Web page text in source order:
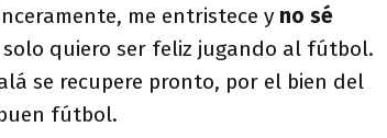
me entristece y no sé
solo quiero ser feliz jugando al fútbol.
se recupere pronto, por el bien del
fútbol.